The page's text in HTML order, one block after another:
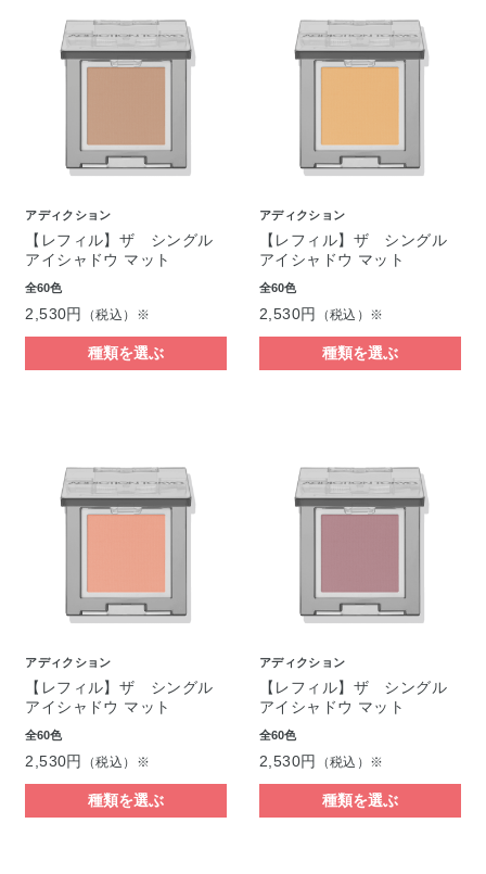
アディクション
【レフィル】ザ シングル
アイシャドウ マット
全60色
2,530円 （税込）※
種類を選ぶ
アディクション
【レフィル】ザ シングル
アイシャドウ マット
全60色
2,530円 （税込）※
種類を選ぶ
アディクション
【レフィル】ザ シングル
アイシャドウ マット
全60色
2,530円 （税込）※
種類を選ぶ
アディクション
【レフィル】ザ シングル
アイシャドウ マット
全60色
2,530円 （税込）※
種類を選ぶ